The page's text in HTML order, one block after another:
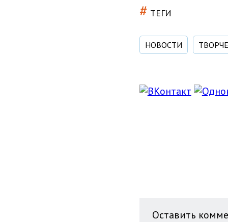
# ТЕГИ
НОВОСТИ
Оставить